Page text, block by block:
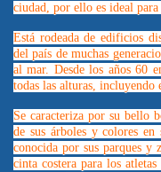
ciudad, por ello es ideal
Está rodeada de edificios
del país de muchas
al mar. Desde los años 60
todas las alturas,
Se caracteriza por su bello
de sus árboles y colores
conocida por sus parques y
cinta costera para los